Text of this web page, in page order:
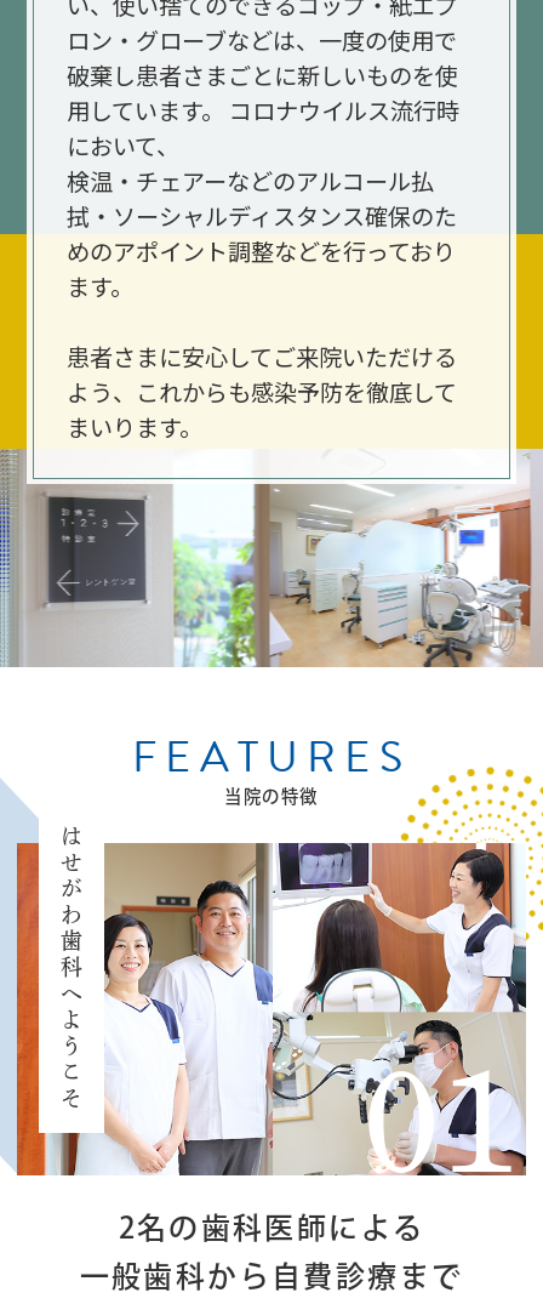
ロン・グローブなどは、 一度の使用で
破棄し患者さまごとに新しいものを使
用しています。
コロナウイルス流行時
において、
検温・チェアーなどのアルコール払
拭・ソーシャルディスタンス確保のた
めのアポイント調整などを行っており
ます。
患者さまに安心してご来院いただける
よう、 これからも感染予防を徹底して
まいります。
FEATURES
当院の特徴
はせがわ歯科へようこそ
01
2名の歯科医師による
一般歯科から自費診療まで